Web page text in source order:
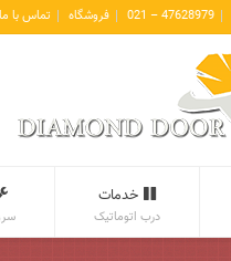
47628979 – 021 فروشگاه تماس با ما
خدمات
درب اتوماتیک